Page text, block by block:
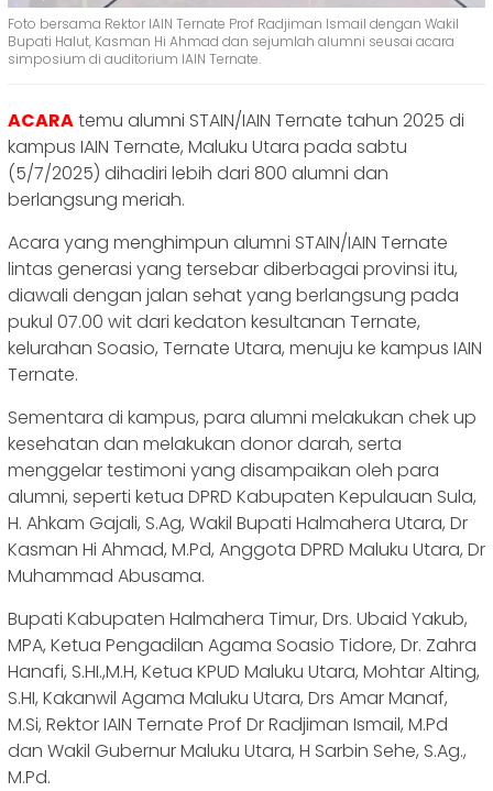
Foto bersama Rektor IAIN Ternate Prof Radjiman Ismail dengan Wakil
Bupati Halut, Kasman Hi Ahmad dan sejumlah alumni seusai acara
simposium di auditorium IAIN Ternate.
ACARAtemu alumni STAIN/IAIN Ternate tahun 2025 di
kampus IAIN Ternate, Maluku Utara pada sabtu
(5/7/2025) dihadiri lebih dari 800 alumni dan
berlangsung meriah.
Acara yang menghimpun alumni STAIN/IAIN Ternate
lintas generasi yang tersebar diberbagai provinsi itu,
diawali dengan jalan sehat yang berlangsung pada
pukul 07.00 wit dari kedaton kesultanan Ternate,
kelurahan Soasio, Ternate Utara, menuju ke kampus IAIN
Ternate.
Sementara di kampus, para alumni melakukan chek up
kesehatan dan melakukan donor darah, serta
menggelar testimoni yang disampaikan oleh para
alumni, seperti ketua DPRD Kabupaten Kepulauan Sula,
H. Ahkam Gajali, S.Ag, Wakil Bupati Halmahera Utara, Dr
Kasman Hi Ahmad, M.Pd, Anggota DPRD Maluku Utara, Dr
Muhammad Abusama.
Bupati Kabupaten Halmahera Timur, Drs. Ubaid Yakub,
MPA, Ketua Pengadilan Agama Soasio Tidore, Dr. Zahra
Hanafi, S.HI.,M.H, Ketua KPUD Maluku Utara, Mohtar Alting,
S.HI, Kakanwil Agama Maluku Utara, Drs Amar Manaf,
M.Si, Rektor IAIN Ternate Prof Dr Radjiman Ismail, M.Pd
dan Wakil Gubernur Maluku Utara, H Sarbin Sehe, S.Ag.,
M.Pd.